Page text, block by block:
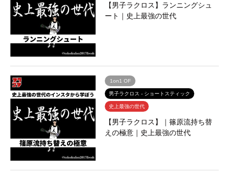
【男子ラクロス】ランニングシュ
ート｜史上最強の世代
1on1 OF
男子ラクロス - ショートスティック
史上最強の世代
【男子ラクロス】｜篠原流持ち替
えの極意｜史上最強の世代